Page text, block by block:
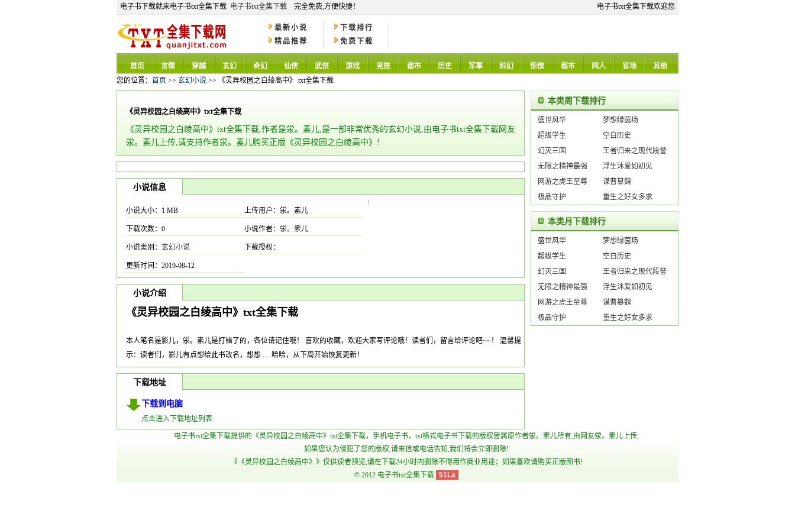
电子书下载就来电子书txt全集下载 电子书txt全集下载 完全免费,方便快捷！ 电子书txt全集下载欢迎您
最新小说
精品推荐
下载排行
免费下载
首页 言情 穿越 玄幻 奇幻 仙侠 武侠 游戏 竞技 都市 历史 军事 科幻 惊悚 都市 同人 官场
其他
您的位置： 首页 >> 玄幻小说 >> 《灵异校园之白绫高中》 txt全集下载
《灵异校园之白绫高中》txt全集下载
《灵异校园之白绫高中》txt全集下载,作者是泶。素儿,是一部非常优秀的玄幻小说,由电子书txt全集下载网友
泶。素儿上传,请支持作者泶。素儿购买正版《灵异校园之白绫高中》!
小说信息
小说大小：1 MB 上传用户：泶。素儿
下载次数：0 小说作者： 泶。素儿
小说类别： 玄幻小说 下载授权：
更新时间：2019-08-12
小说介绍
《灵异校园之白绫高中》txt全集下载
本人笔名是影儿，泶。素儿是打错了的，各位请记住哦！ 喜欢的收藏，欢迎大家写评论哦！读者们，留言给评论吧~~！ 温馨提
示：读者们，影儿有点想给此书改名，想想......哈哈，从下周开始恢复更新！
下载地址
下载到电脑
点击进入下载地址列表
本类周下载排行
盛世风华
梦想绿茵场
超级学生
空白历史
幻灭三国
王者归来之现代段誉
无限之精神最强
浮生沐爱如初见
网游之虎王至尊
谋曹篡魏
极品守护
重生之好女多求
本类月下载排行
盛世风华
梦想绿茵场
超级学生
空白历史
幻灭三国
王者归来之现代段誉
无限之精神最强
浮生沐爱如初见
网游之虎王至尊
谋曹篡魏
极品守护
重生之好女多求
电子书txt全集下载提供的《灵异校园之白绫高中》txt全集下载，手机电子书，txt格式电子书下载的版权皆属原作者泶。素儿所有,由网友泶。素儿上传,
如果您认为侵犯了您的版权,请来信或电话告知,我们将会立即删除!
《《灵异校园之白绫高中》》仅供读者预览,请在下载24小时内删除不得用作商业用途；如果喜欢请购买正版图书!
© 2012 电子书txt全集下载 51La